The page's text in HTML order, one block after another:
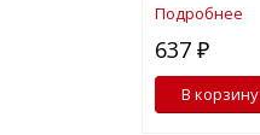
Подробнее
637 ₽
В корзину